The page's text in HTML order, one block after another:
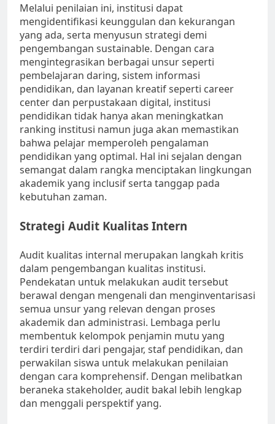
Melalui penilaian ini, institusi dapat
mengidentifikasi keunggulan dan kekurangan
yang ada, serta menyusun strategi demi
pengembangan sustainable. Dengan cara
mengintegrasikan berbagai unsur seperti
pembelajaran daring, sistem informasi
pendidikan, dan layanan kreatif seperti career
center dan perpustakaan digital, institusi
pendidikan tidak hanya akan meningkatkan
ranking institusi namun juga akan memastikan
bahwa pelajar memperoleh pengalaman
pendidikan yang optimal. Hal ini sejalan dengan
semangat dalam rangka menciptakan lingkungan
akademik yang inclusif serta tanggap pada
kebutuhan zaman.
Strategi Audit Kualitas Intern
Audit kualitas internal merupakan langkah kritis
dalam pengembangan kualitas institusi.
Pendekatan untuk melakukan audit tersebut
berawal dengan mengenali dan menginventarisasi
semua unsur yang relevan dengan proses
akademik dan administrasi. Lembaga perlu
membentuk kelompok penjamin mutu yang
terdiri terdiri dari pengajar, staf pendidikan, dan
perwakilan siswa untuk melakukan penilaian
dengan cara komprehensif. Dengan melibatkan
beraneka stakeholder, audit bakal lebih lengkap
dan menggali perspektif yang.